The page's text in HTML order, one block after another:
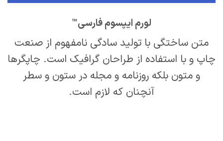
لورم ایپسوم فارسی™
متن ساختگی با تولید سادگی نامفهوم از صنعت
چاپ و با استفاده از طراحان گرافیک است. چاپگرها
و متون بلکه روزنامه و مجله در ستون و سطر
آنچنان که لازم است.